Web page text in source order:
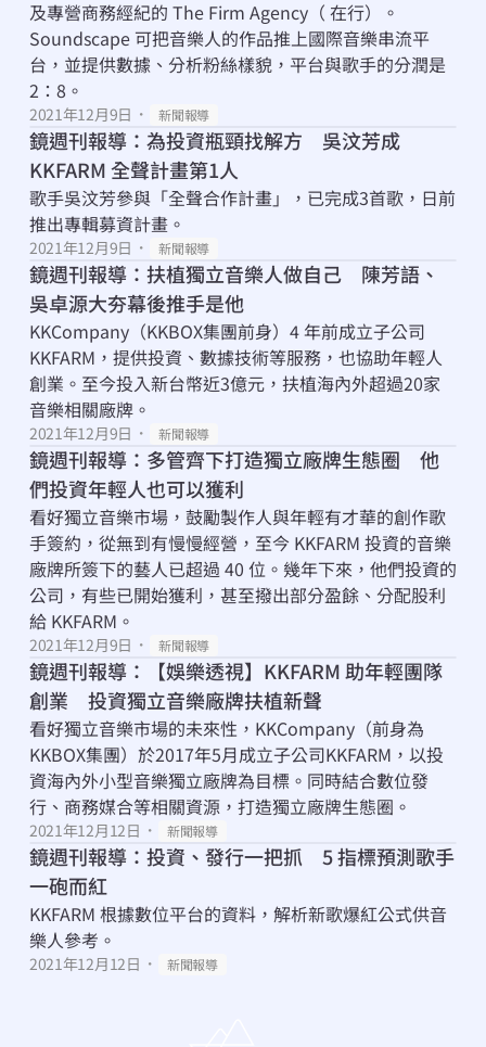
及專營商務經紀的 The Firm Agency（ 在行）。
Soundscape 可把音樂人的作品推上國際音樂串流平
台，並提供數據、分析粉絲樣貌，平台與歌手的分潤是
2：8。
2021年12月9日 ・ 新聞報導
鏡週刊報導：為投資瓶頸找解方　吳汶芳成
KKFARM 全聲計畫第1人
歌手吳汶芳參與「全聲合作計畫」，已完成3首歌，日前
推出專輯募資計畫。
2021年12月9日 ・ 新聞報導
鏡週刊報導：扶植獨立音樂人做自己　陳芳語、
吳卓源大夯幕後推手是他
KKCompany（KKBOX集團前身）4 年前成立子公司
KKFARM，提供投資、數據技術等服務，也協助年輕人
創業。至今投入新台幣近3億元，扶植海內外超過20家
音樂相關廠牌。
2021年12月9日 ・ 新聞報導
鏡週刊報導：多管齊下打造獨立廠牌生態圈　他
們投資年輕人也可以獲利
看好獨立音樂市場，鼓勵製作人與年輕有才華的創作歌
手簽約，從無到有慢慢經營，至今 KKFARM 投資的音樂
廠牌所簽下的藝人已超過 40 位。幾年下來，他們投資的
公司，有些已開始獲利，甚至撥出部分盈餘、分配股利
給 KKFARM。
2021年12月9日 ・ 新聞報導
鏡週刊報導：【娛樂透視】KKFARM 助年輕團隊
創業　投資獨立音樂廠牌扶植新聲
看好獨立音樂市場的未來性，KKCompany（前身為
KKBOX集團）於2017年5月成立子公司KKFARM，以投
資海內外小型音樂獨立廠牌為目標。同時結合數位發
行、商務媒合等相關資源，打造獨立廠牌生態圈。
2021年12月12日 ・ 新聞報導
鏡週刊報導：投資、發行一把抓　5 指標預測歌手
一砲而紅
KKFARM 根據數位平台的資料，解析新歌爆紅公式供音
樂人參考。
2021年12月12日 ・ 新聞報導